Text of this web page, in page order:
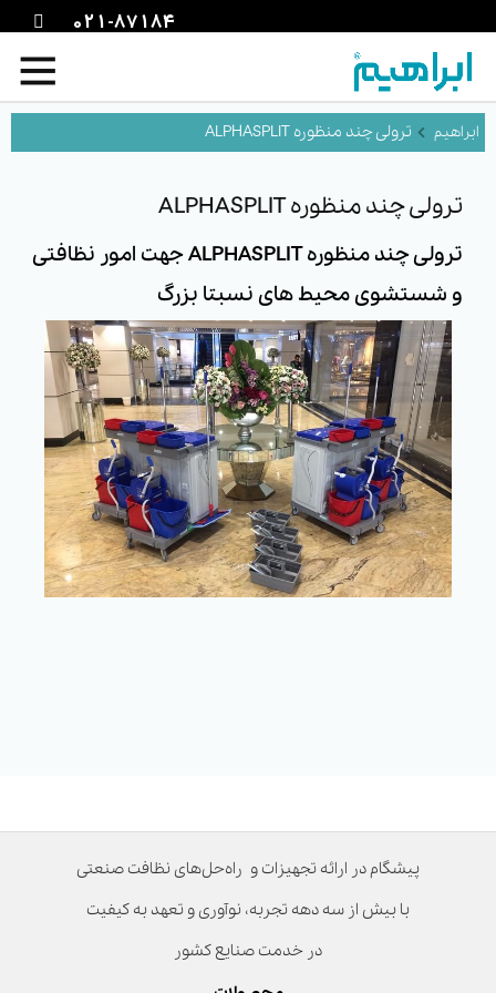
021-87184
ترولی چند منظوره ALPHASPLIT
ترولی چند منظوره ALPHASPLIT
ترولی چند منظوره ALPHASPLIT جهت امور نظافتی
و شستشوی محیط های نسبتا بزرگ
پیشگام در ارائه تجهیزات و راه‌حل‌های نظافت صنعتی
با بیش از سه دهه تجربه، نوآوری و تعهد به کیفیت
در خدمت صنایع کشور